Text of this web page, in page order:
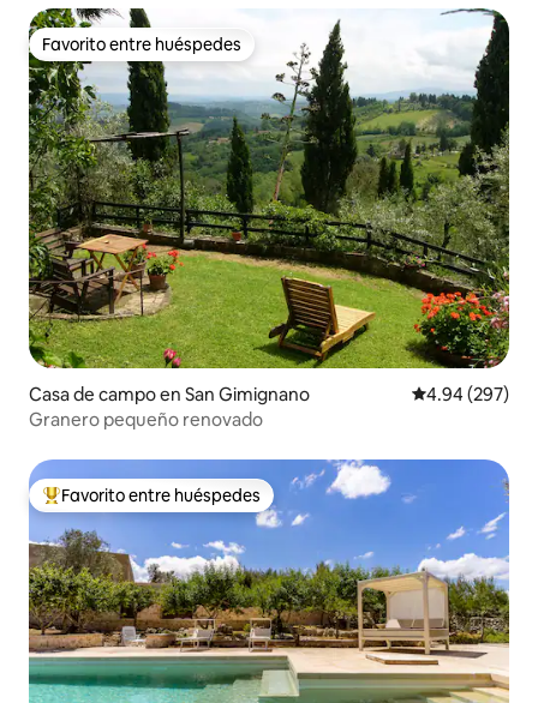
Favorito entre huéspedes
Favorito entre huéspedes
Casa de campo en San Gimignano Calificación
4.94 (297)
Granero pequeño renovado
Favorito entre huéspedes preferido
Favorito entre huéspedes